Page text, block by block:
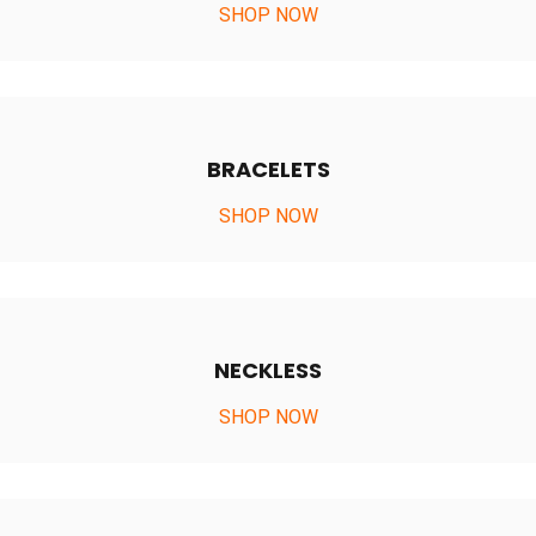
SHOP NOW
BRACELETS
SHOP NOW
NECKLESS
SHOP NOW